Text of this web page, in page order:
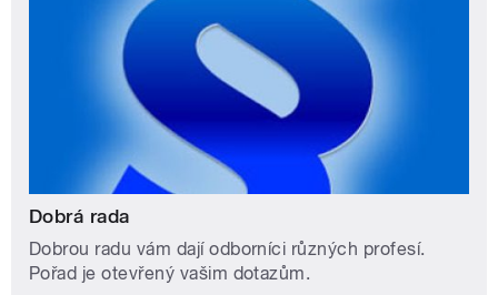
Dobrá rada
Dobrou radu vám dají odborníci různých profesí.
Pořad je otevřený vašim dotazům.